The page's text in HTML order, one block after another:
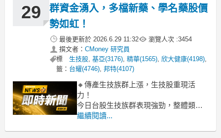
29
群資金湧入，多檔新藥、學名藥股價
勢如虹！
最後更新於 2026.6.29 11:32 瀏覽人次 :3454
撰文者： CMoney 研究員
標
籤：
生技股,基亞(3176),精華(1565),欣大健康(4198),
台耀(4746),邦特(4107)
🔸傳產生技族群上漲，生技股重現活
力！
今日台股生技族群表現強勁，整體類股
漲幅高達4.66%，盤中買氣熱絡，多檔個
繼續閱讀...